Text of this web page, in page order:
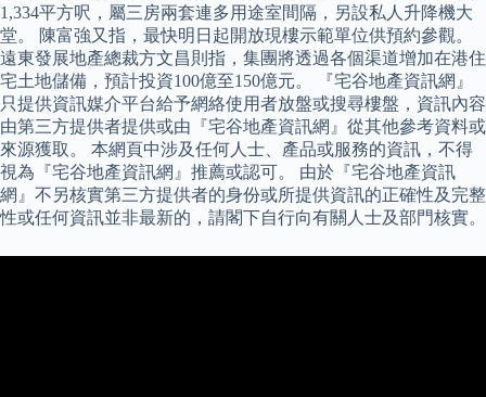
1,334平方呎，屬三房兩套連多用途室間隔，另設私人升降機大
堂。 陳富強又指，最快明日起開放現樓示範單位供預約參觀。
遠東發展地產總裁方文昌則指，集團將透過各個渠道增加在港住
宅土地儲備，預計投資100億至150億元。 『宅谷地產資訊網』
只提供資訊媒介平台給予網絡使用者放盤或搜尋樓盤，資訊內容
由第三方提供者提供或由『宅谷地產資訊網』從其他參考資料或
來源獲取。 本網頁中涉及任何人士、產品或服務的資訊，不得
視為『宅谷地產資訊網』推薦或認可。 由於『宅谷地產資訊
網』不另核實第三方提供者的身份或所提供資訊的正確性及完整
性或任何資訊並非最新的，請閣下自行向有關人士及部門核實。